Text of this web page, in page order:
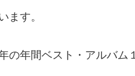
ます。
の年間ベスト・アルバム